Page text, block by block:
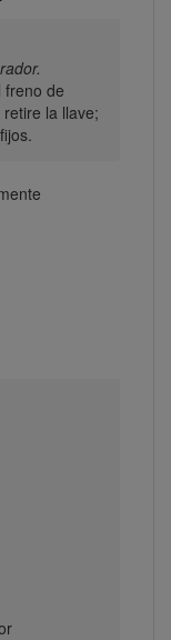
freno de
la llave;